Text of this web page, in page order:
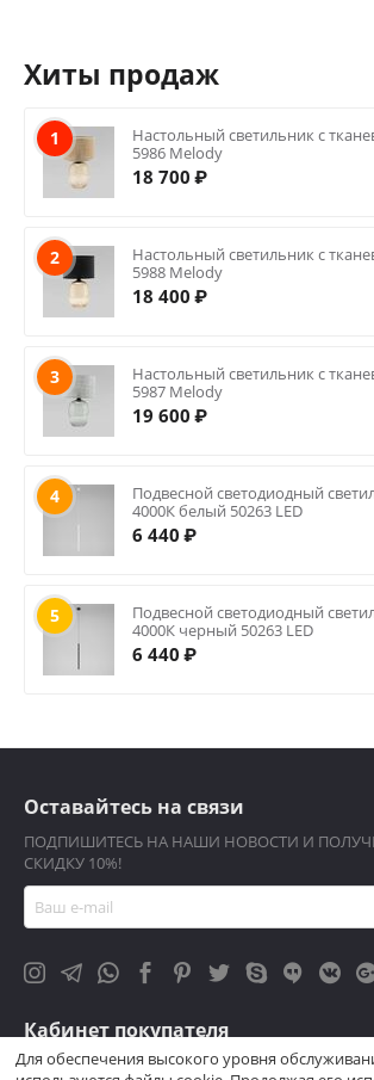
Хиты продаж
1
Настольный светильник с
5986 Melody
18 700 ₽
2
Настольный светильник с
5988 Melody
18 400 ₽
3
Настольный светильник с
5987 Melody
19 600 ₽
4
Подвесной светодиодный
4000К белый 50263 LED
6 440 ₽
5
Подвесной светодиодный
4000К черный 50263 LED
6 440 ₽
Оставайтесь на связи
ПОДПИШИТЕСЬ НА НАШИ НОВОСТИ И
СКИДКУ 10%!
Кабинет покупателя
Для обеспечения высокого уровня